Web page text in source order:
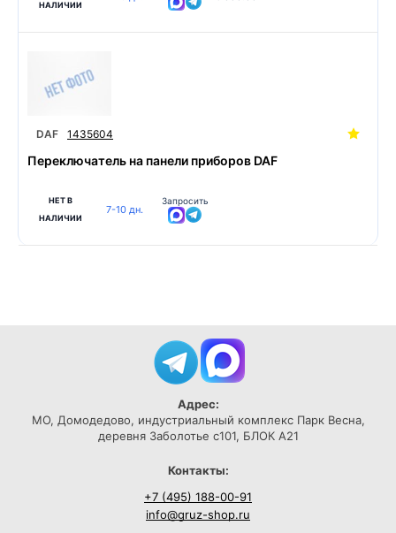
НАЛИЧИИ
DAF 1435604
Переключатель на панели приборов DAF
НЕТ В
НАЛИЧИИ
7-10 дн.
Запросить
Адрес:
МО, Домодедово, индустриальный комплекс Парк Весна,
деревня Заболотье с101, БЛОК А21
Контакты:
+7 (495) 188-00-91
info@gruz-shop.ru